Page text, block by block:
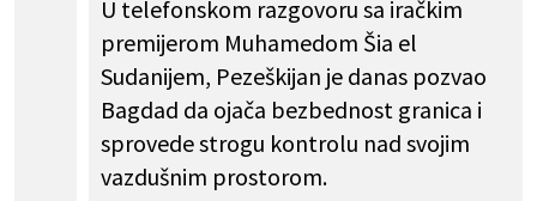
U telefonskom razgovoru sa iračkim
premijerom Muhamedom Šia el
Sudanijem, Pezeškijan je danas pozvao
Bagdad da ojača bezbednost granica i
sprovede strogu kontrolu nad svojim
vazdušnim prostorom.